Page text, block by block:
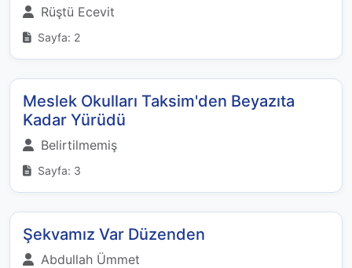
Rüştü Ecevit
Sayfa: 2
Meslek Okulları Taksim'den Beyazıta
Kadar Yürüdü
Belirtilmemiş
Sayfa: 3
Şekvamız Var Düzenden
Abdullah Ümmet